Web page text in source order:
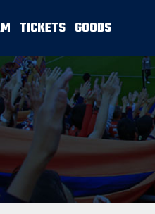
TICKETS GOODS